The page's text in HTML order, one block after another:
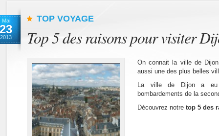
Mai
23
2013
TOP VOYAGE
Top 5 des raisons pour visiter
On connait la ville de
aussi une des plus belles
La ville de Dijon a eu
bombardements de la
Découvrez notre top 5 des